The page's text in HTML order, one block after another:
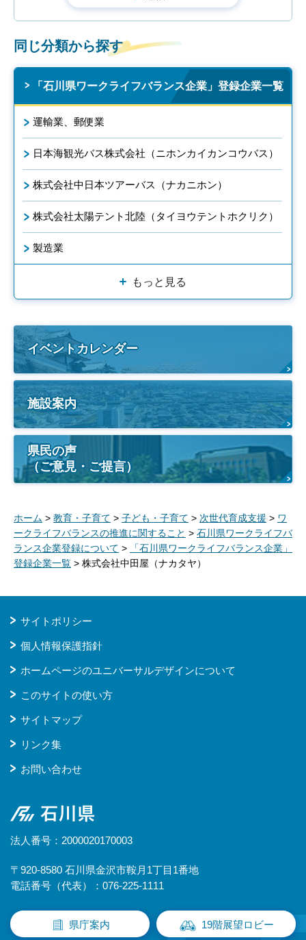
同じ分類から探す
「石川県ワークライフバランス企業」登録企業一覧
運輸業、郵便業
日本海観光バス株式会社（ニホンカイカンコウバス）
株式会社中日本ツアーバス（ナカニホン）
株式会社太陽テント北陸（タイヨウテントホクリク）
製造業
もっと見る
イベントカレンダー
施設案内
県民の声
（ご意見・ご提言）
ホーム > 教育・子育て > 子ども・子育て > 次世代育成支援 > ワ
ークライフバランスの推進に関すること > 石川県ワークライフバ
ランス企業登録について >
「石川県ワークライフバランス企業」
登録企業一覧 > 株式会社中田屋（ナカタヤ）
サイトポリシー
個人情報保護指針
ホームページのユニバーサルデザインについて
このサイトの使い方
サイトマップ
リンク集
お問い合わせ
石川県
法人番号：2000020170003
〒920-8580 石川県金沢市鞍月1丁目1番地
電話番号（代表）：076-225-1111
県庁案内 19階展望ロビー